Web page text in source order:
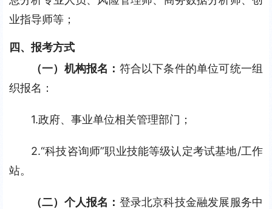
业指导师等；
四、报考方式
（一） 机构报名： 符合以下条件的单位可统一组
织报名：
1.政府、事业单位相关管理部门；
2.“科技咨询师”职业技能等级认定考试基地/工作
站。
（二） 个人报名： 登录北京科技金融发展服务中